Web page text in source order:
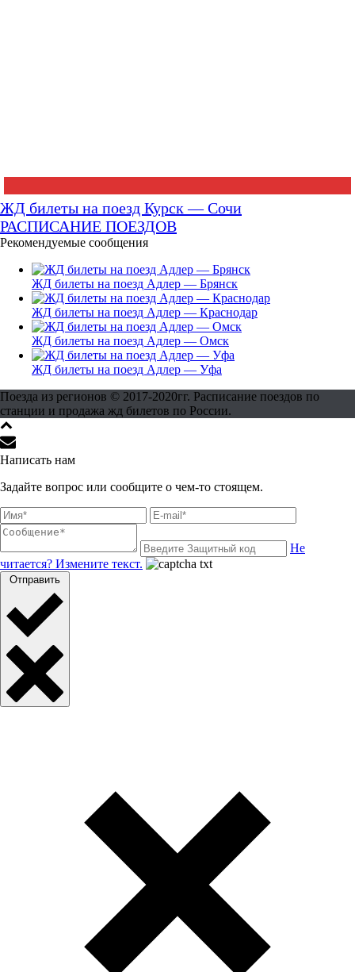
ЖД билеты на поезд Курск — Сочи
РАСПИСАНИЕ ПОЕЗДОВ
Рекомендуемые сообщения
ЖД билеты на поезд Адлер — Брянск
ЖД билеты на поезд Адлер — Краснодар
ЖД билеты на поезд Адлер — Омск
ЖД билеты на поезд Адлер — Уфа
Поезда из регионов © 2017-2020гг. Расписание поездов по
станции и продажа жд билетов по России.
Написать нам
Задайте вопрос или сообщите о чем-то стоящем.
Не
читается? Измените текст.
Отправить